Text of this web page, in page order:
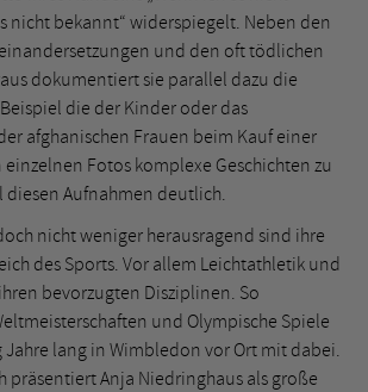
nicht bekannt“ widerspiegelt. Neben den
und den oft tödlichen
dokumentiert sie parallel dazu die
die der Kinder oder das
afghanischen Frauen beim Kauf einer
einzelnen Fotos komplexe Geschichten zu
diesen Aufnahmen deutlich.
nicht weniger herausragend sind ihre
des Sports. Vor allem Leichtathletik und
bevorzugten Disziplinen. So
und Olympische Spiele
Jahre lang in Wimbledon vor Ort mit dabei.
präsentiert Anja Niedringhaus als große